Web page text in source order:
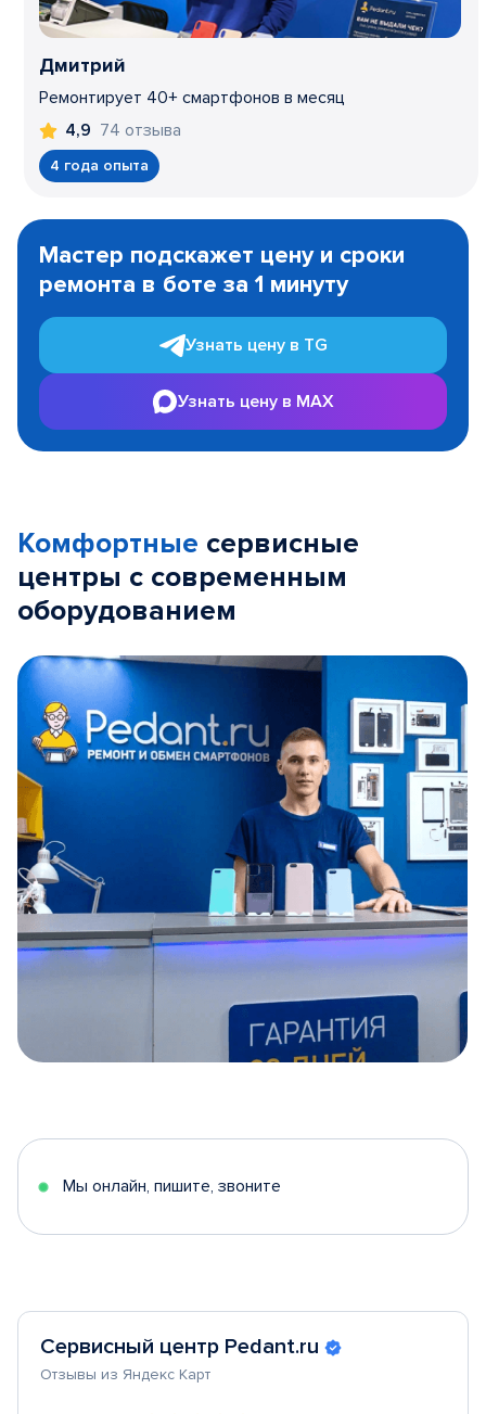
Дмитрий
Ремонтирует 40+ смартфонов в месяц
4,9 74 отзыва
4 года опыта
1
Мастер подскажет цену и сроки
ремонта в боте за 1 минуту
Узнать цену в TG
Узнать цену в MAX
Комфортные сервисные
центры с современным
оборудованием
5
Мы онлайн, пишите, звоните
Сервисный центр Pedant.ru
Отзывы из Яндекс Карт